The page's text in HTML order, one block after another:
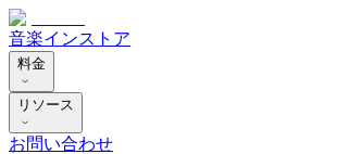
音楽インストア
料金
リソース
お問い合わせ